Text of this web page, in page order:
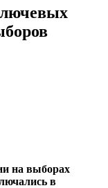
на выборах
в